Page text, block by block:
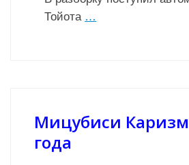
Тойота …
Мицубиси
года